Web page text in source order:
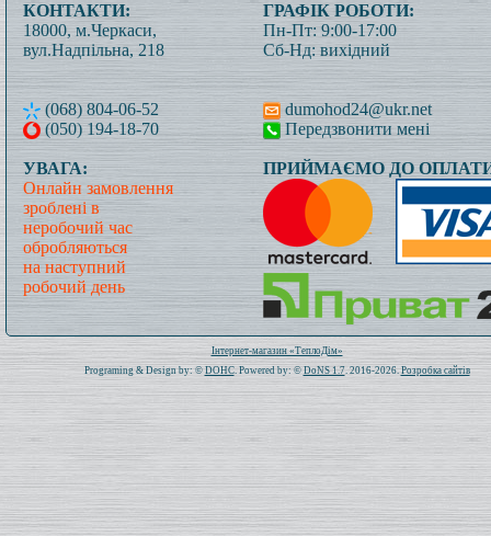
КОНТАКТИ:
18000, м.Черкаси,
вул.Надпільна, 218
(068) 804-06-52
(050) 194-18-70
ГРАФІК РОБОТИ:
Пн-Пт: 9:00-17:00
Сб-Нд: вихідний
dumohod24@ukr.net
Передзвонити мені
УВАГА:
Онлайн замовлення
зроблені в
неробочий час
обробляються
на наступний
робочий день
ПРИЙМАЄМО ДО
Всього: 1021195 Сьогодні: 305
Інтернет-магазин «ТеплоДім»
Programing & Design by: © DOHC. Powered by: ©DoNS 1.7. 2016-2026.Розробка сайтів